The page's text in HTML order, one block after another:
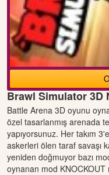
Brawl Simulator 3D
Battle Arena 3D oyunu
özel tasarlanmış arenada
yapıyorsunuz. Her takım
askerleri ölen taraf savaşı
yeniden doğmuyor bazı
oynanan mod KNOCKOUT